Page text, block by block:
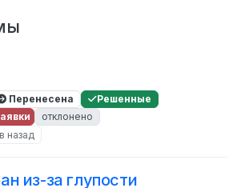
Перенесена
Решенные
отклонено
назад
из-за глупости